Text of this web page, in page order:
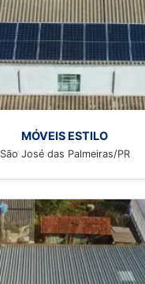
MÓVEIS ESTILO
São José das Palmeiras/PR